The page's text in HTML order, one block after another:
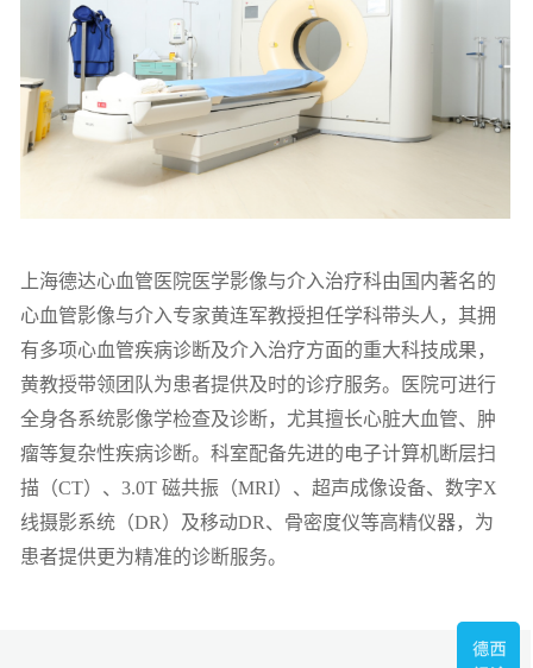
上海德达心血管医院医学影像与介入治疗科由国内著名的
心血管影像与介入专家黄连军教授担任学科带头人，其拥
有多项心血管疾病诊断及介入治疗方面的重大科技成果，
黄教授带领团队为患者提供及时的诊疗服务。医院可进行
全身各系统影像学检查及诊断，尤其擅长心脏大血管、肿
瘤等复杂性疾病诊断。科室配备先进的电子计算机断层扫
描（CT）、3.0T 磁共振（MRI）、超声成像设备、数字X
线摄影系统（DR）及移动DR、骨密度仪等高精仪器，为
患者提供更为精准的诊断服务。